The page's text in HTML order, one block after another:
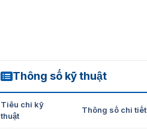
Thông số kỹ thuật
Y80-ER
Tiêu chí kỹ
thuật
Thông số chi tiết